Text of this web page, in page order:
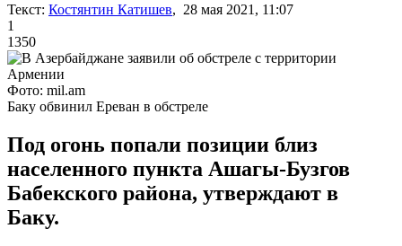
Текст: Костянтин Катишев, 28 мая 2021, 11:07
1
1350
Фото: mil.am
Баку обвинил Ереван в обстреле
Под огонь попали позиции близ
населенного пункта Ашагы-Бузгов
Бабекского района, утверждают в
Баку.